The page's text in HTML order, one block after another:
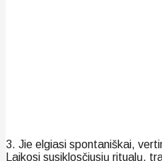
3. Jie elgiasi spontaniškai,
Laikosi susiklosčiusių ritualų,